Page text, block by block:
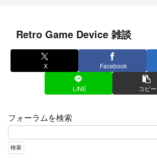
Retro Game Device 雑談
X Facebook
LINE コピー
フォーラムを検索